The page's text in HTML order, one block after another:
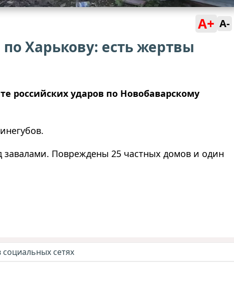
A+ A-
Харькову: есть жертвы
российских ударов по Новобаварскому
Повреждены 25 частных домов и один
сетях